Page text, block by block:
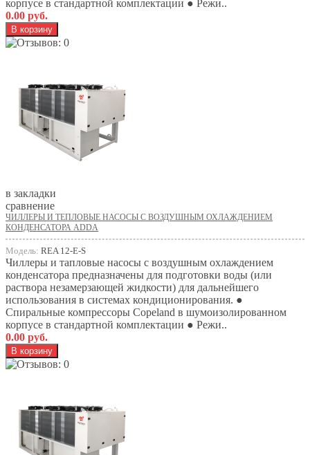
корпусе в стандартной комплектации ● Режи..
0.00 руб.
в закладки
сравнение
ЧИЛЛЕРЫ И ТЕПЛОВЫЕ НАСОСЫ С ВОЗДУШНЫМ ОХЛАЖДЕНИЕМ
КОНДЕНСАТОРА ADDA
Модель: REA 12-E-S
Чиллеры и тапловые насосы с воздушным охлаждением
конденсатора предназначены для подготовки воды (или
раствора незамерзающей жидкости) для дальнейшего
использования в системах кондиционирования. ●
Спиральные компрессоры Copeland в шумоизолированном
корпусе в стандартной комплектации ● Режи..
0.00 руб.